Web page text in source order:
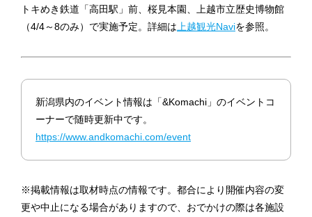
トキめき鉄道「高田駅」前、桜見本園、上越市立歴史博物館
（4/4～8のみ）で実施予定。詳細は 上越観光Naviを参照。
新潟県内のイベント情報は「&Komachi」のイベントコ
ーナーで随時更新中です。
https://www.andkomachi.com/event
※掲載情報は取材時点の情報です。都合により開催内容の変
更や中止になる場合がありますので、おでかけの際は各施設